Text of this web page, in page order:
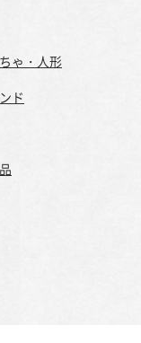
ゃ・人形
ド